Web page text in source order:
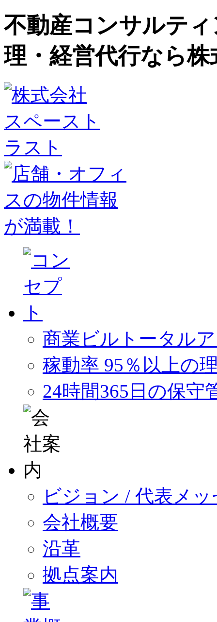
不動産コンサルテ
理・経営代行なら
商業ビルトータル
稼動率 95％以上の
24時間365日の保守
ビジョン / 代表メ
会社概要
沿革
拠点案内